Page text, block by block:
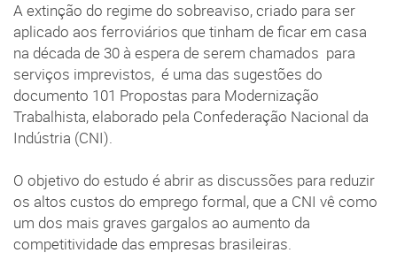
A extinção do regime do sobreaviso, criado para ser
aplicado aos ferroviários que tinham de ficar em casa
na década de 30 à espera de serem chamados para
serviços imprevistos, é uma das sugestões do
documento 101 Propostas para Modernização
Trabalhista, elaborado pela Confederação Nacional da
Indústria (CNI).
O objetivo do estudo é abrir as discussões para reduzir
os altos custos do emprego formal, que a CNI vê como
um dos mais graves gargalos ao aumento da
competitividade das empresas brasileiras.